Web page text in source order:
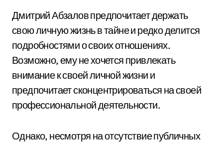
Дмитрий Абзалов предпочитает держать
свою личную жизнь в тайне и редко делится
подробностями о своих отношениях.
Возможно, ему не хочется привлекать
внимание к своей личной жизни и
предпочитает сконцентрироваться на своей
профессиональной деятельности.
Однако, несмотря на отсутствие публичных